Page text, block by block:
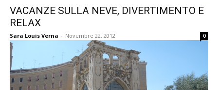
VACANZE SULLA NEVE, DIVERTIMENTO E
RELAX
Sara Louis Verna - Novembre 22, 2012 0